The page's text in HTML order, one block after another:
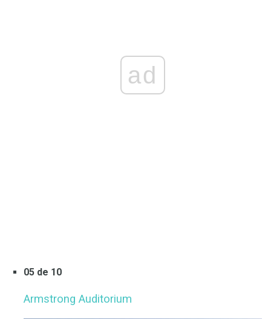
ad
05 de 10
Armstrong Auditorium